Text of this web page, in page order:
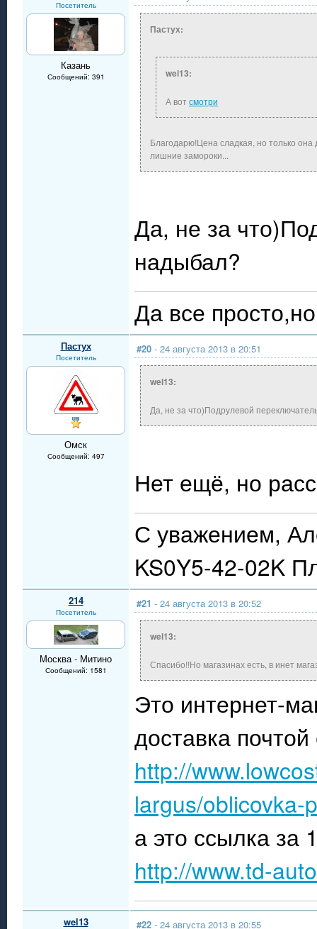
Посетитель
Казань
Сообщений: 391
Пастух:
wel13:
А вотсмотри
Благодарю!Цена сладкая, но только
лишние замороки...
Да, не за
надыбал?
Да все
Пастух
Посетитель
Омск
Сообщений: 497
#20 - 24 августа 2013 в 20:51
wel13:
Да, не за что)Подрулевой
Нет ещё, но
С уважением,
KS0Y5-42-02K
214
Посетитель
Москва - Митино
Сообщений: 1581
#21 - 24 августа 2013 в 20:52
wel13:
Спасибо!!Но магазинах есть, в инет
Это интернет-
доставка почтой
http://
largus/oblicovka-
а это ссылка за
http://www.td-
wel13 #22 - 24 августа 2013 в 20:55